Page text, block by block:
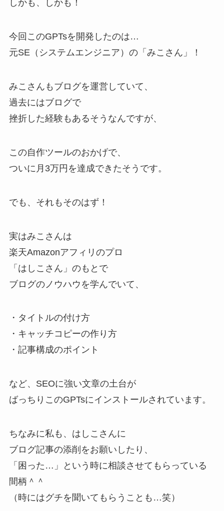
しかも、しかも！
今回このGPTsを開発したのは…
元SE（システムエンジニア）の「みこさん」！
みこさんもブログを運営していて、
過去にはブログで
挫折した経験もあるそうなんですが、
この自作ツールのおかげで、
ついに月3万円を達成できたそうです。
でも、それもそのはず！
実はみこさんは
楽天Amazonアフィリのプロ
「はしこさん」のもとで
ブログのノウハウを学んでいて、
・タイトルの付け方
・キャッチコピーの作り方
・記事構成のポイント
など、SEOに強い文章の土台が
ばっちりこのGPTsにインストールされています。
ちなみに私も、はしこさんに
ブログ記事の添削をお願いしたり、
「困った…」という時に相談させてもらっている
間柄＾＾
（時にはグチを聞いてもらうことも…笑）